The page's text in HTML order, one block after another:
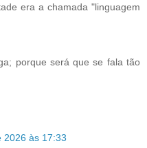
era a chamada "linguagem
porque será que se fala tão
2026 às 17:33